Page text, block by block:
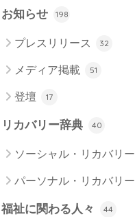
お知らせ 198
プレスリリース 32
メディア掲載 51
登壇 17
リカバリー辞典 40
ソーシャル・リカバリー
パーソナル・リカバリー
福祉に関わる人々 44